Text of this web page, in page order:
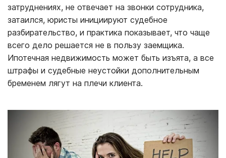
затруднениях, не отвечает на звонки сотрудника,
затаился, юристы инициируют судебное
разбирательство, и практика показывает, что чаще
всего дело решается не в пользу заемщика.
Ипотечная недвижимость может быть изъята, а все
штрафы и судебные неустойки дополнительным
бременем лягут на плечи клиента.